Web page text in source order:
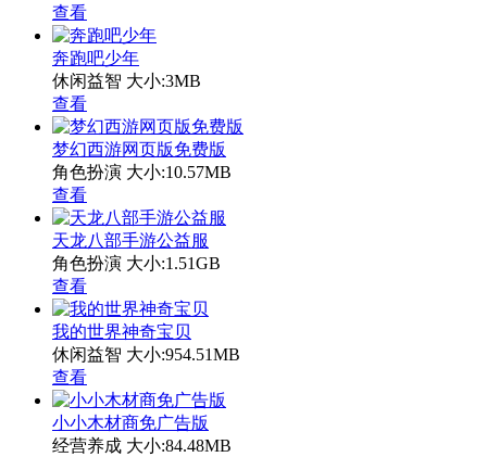
查看
奔跑吧少年
休闲益智 大小:3MB
查看
梦幻西游网页版免费版
角色扮演 大小:10.57MB
查看
天龙八部手游公益服
角色扮演 大小:1.51GB
查看
我的世界神奇宝贝
休闲益智 大小:954.51MB
查看
小小木材商免广告版
经营养成 大小:84.48MB